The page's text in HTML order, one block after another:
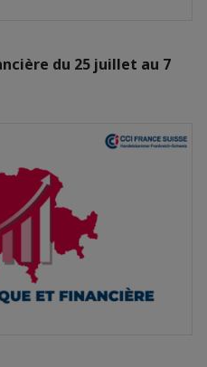
du 25 juillet au 7